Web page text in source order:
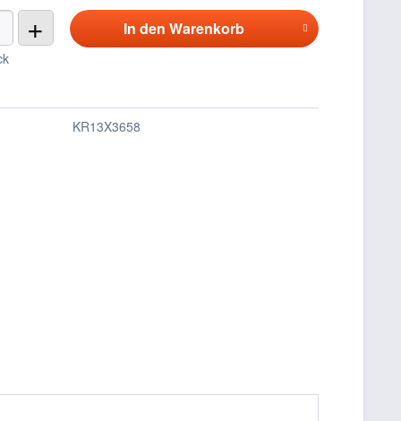
+ In den Warenkorb
KR13X3658